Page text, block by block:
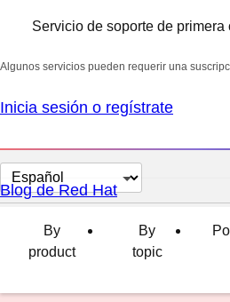
Servicio de soporte de primera
Algunos servicios pueden requerir una
Inicia sesión o regístrate
Cambiar
el
idioma
Blog de Red Hat
By
product
By
topic